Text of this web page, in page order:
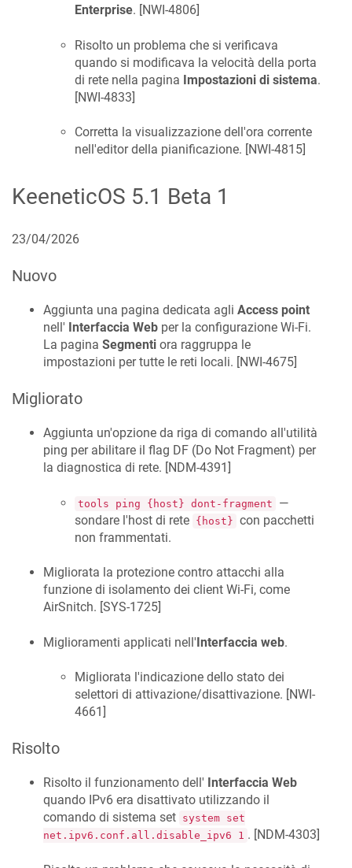
Enterprise. [NWI-4806]
Risolto un problema che si verificava
quando si modificava la velocità della porta
di rete nella pagina Impostazioni di sistema.
[NWI-4833]
Corretta la visualizzazione dell'ora corrente
nell'editor della pianificazione. [NWI-4815]
KeeneticOS 5.1 Beta 1
23/04/2026
Nuovo
Aggiunta una pagina dedicata agli Access point
nell' Interfaccia Web per la configurazione Wi-Fi.
La pagina Segmenti ora raggruppa le
impostazioni per tutte le reti locali. [NWI-4675]
Migliorato
Aggiunta un'opzione da riga di comando all'utilità
ping per abilitare il flag DF (Do Not Fragment) per
la diagnostica di rete. [NDM-4391 ]
tools ping {host} dont-fragment
—
sondare l'host di rete {host} con pacchetti
non frammentati.
Migliorata la protezione contro attacchi alla
funzione di isolamento dei client Wi-Fi, come
AirSnitch. [SYS-1725]
Miglioramenti applicati nell'Interfaccia web.
Migliorata l'indicazione dello stato dei
selettori di attivazione/disattivazione. [NWI-
4661]
Risolto
Risolto il funzionamento dell' Interfaccia Web
quando IPv6 era disattivato utilizzando il
comando di sistema set system set
net.ipv6.conf.all.disable_ipv6 1 . [NDM-4303]